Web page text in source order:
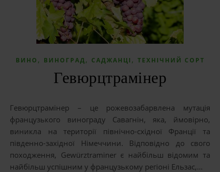
ВИНО , ВИНОГРАД, САДЖАНЦІ , ТЕХНІЧНИЙ СОРТ
Гевюрцтрамінер
Гевюрцтрамінер – це рожевозабарвлена мутація
французького винограду Савагнін, яка, ймовірно,
виникла на території північно-східної Франції та
південно-західної Німеччини. Відповідно до свого
походження, Gewürztraminer є найбільш відомим та
найбільш успішним у французькому регіоні Ельзас,…